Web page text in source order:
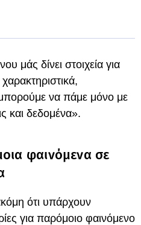
μάς δίνει στοιχεία για
να πάμε μόνο με
και δεδομένα».
φαινόμενα σε
ότι υπάρχουν
για παρόμοιο φαινόμενο